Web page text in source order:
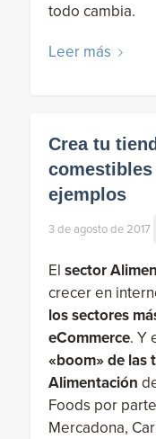
todo cambia.
Leer más
Crea tu
ejemplos
3 de agosto de 2017
El sector
crecer en
los sectores
eCommerce. Y
«boom» de las
Alimentación
Foods por
Mercadona,